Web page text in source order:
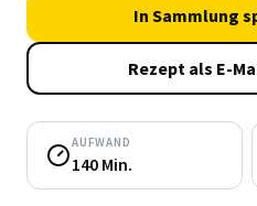
In Sammlung
Rezept als E-
AUFWAND
140 Min.